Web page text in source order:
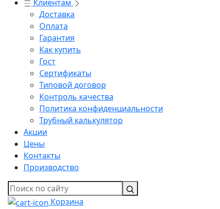
Клиентам
Доставка
Оплата
Гарантия
Как купить
Гост
Сертификаты
Типовой договор
Контроль качества
Политика конфиденциальности
Трубный калькулятор
Акции
Цены
Контакты
Производство
Корзина